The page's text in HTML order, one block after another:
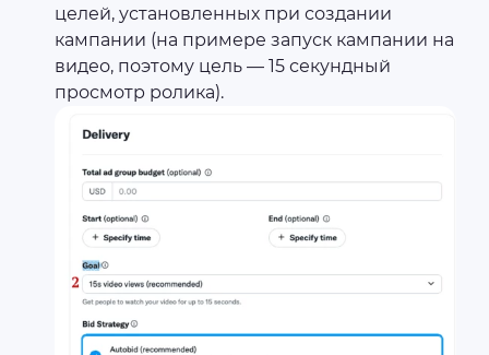
целей, установленных при создании
кампании (на примере запуск кампании на
видео, поэтому цель — 15 секундный
просмотр ролика).